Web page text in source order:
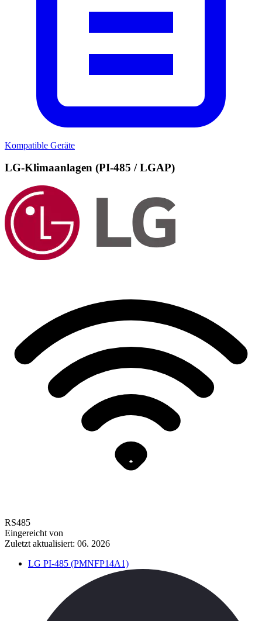
Kompatible Geräte
LG-Klimaanlagen (PI-485 / LGAP)
RS485
Eingereicht von
Zuletzt aktualisiert: 06. 2026
LG PI-485 (PMNFP14A1)